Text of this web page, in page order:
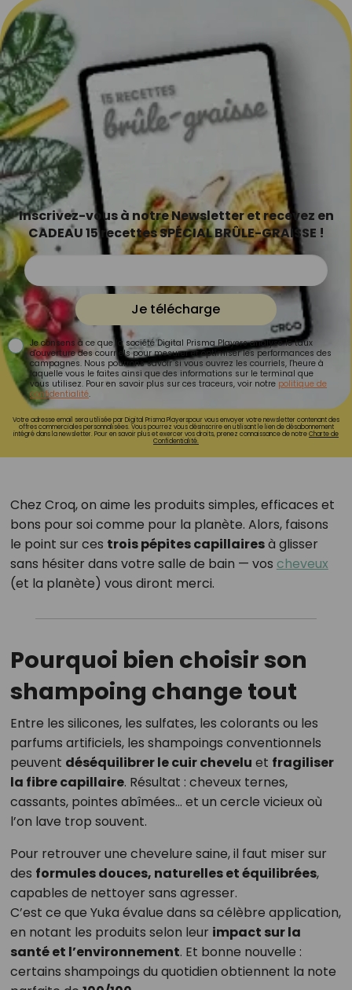
Inscrivez-vous à notre Newsletter et recevez en
CADEAU 15 recettes SPÉCIAL BRÛLE-GRAISSE !
Je télécharge
Je consens à ce que la société Digital Prisma Players analyse le taux
d'ouverture des courriels pour mesurer et optimiser les performances des
campagnes. Nous pourrons savoir si vous ouvrez les courriels, l'heure à
laquelle vous le faites ainsi que des informations sur le terminal que
vous utilisez. Pour en savoir plus sur ces traceurs, voir notre politique de
confidentialité.
Votre adresse email sera utilisée par Digital Prisma Playerspour vous envoyer votre newsletter contenant des
offres commerciales personnalisées. Vous pourrez vous désinscrire en utilisant le lien de désabonnement
intégré dans la newsletter. Pour en savoir plus et exercer vos droits, prenez connaissance de notreCharte de
Confidentialité.
Chez Croq, on aime les produits simples, efficaces et
bons pour soi comme pour la planète. Alors, faisons
le point sur ces trois pépites capillairesà glisser
sans hésiter dans votre salle de bain — vos cheveux
(et la planète) vous diront merci.
Pourquoi bien choisir son
shampoing change tout
Entre les silicones, les sulfates, les colorants ou les
parfums artificiels, les shampoings conventionnels
peuvent déséquilibrer le cuir chevelu et fragiliser
la fibre capillaire. Résultat : cheveux ternes,
cassants, pointes abîmées… et un cercle vicieux où
l’on lave trop souvent.
Pour retrouver une chevelure saine, il faut miser sur
des formules douces, naturelles et équilibrées,
capables de nettoyer sans agresser.
C’est ce que Yuka évalue dans sa célèbre application,
en notant les produits selon leur impact sur la
santé et l’environnement. Et bonne nouvelle :
certains shampoings du quotidien obtiennent la note